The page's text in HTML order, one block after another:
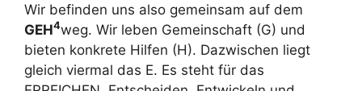
Wir befinden uns also gemeinsam auf dem
GEH4weg. Wir leben Gemeinschaft (G) und
bieten konkrete Hilfen (H). Dazwischen liegt
gleich viermal das E. Es steht für das